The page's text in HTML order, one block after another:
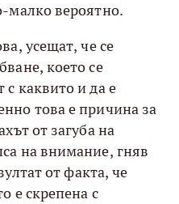
малко вероятно.
усещат, че се
което се
с каквито и да е
това е причина за
от загуба на
на внимание, гняв
от факта, че
е скрепена с